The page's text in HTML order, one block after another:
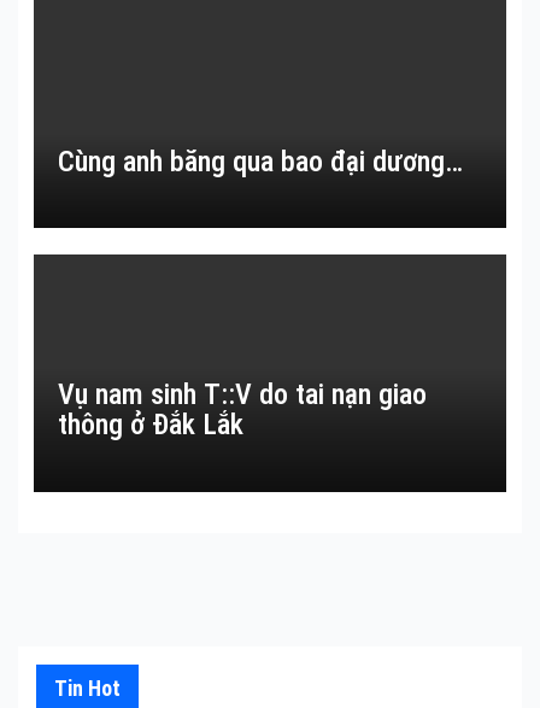
Cùng anh băng qua bao đại dương…
Vụ nam sinh T::V do tai nạn giao
thông ở Đắk Lắk
Tin Hot